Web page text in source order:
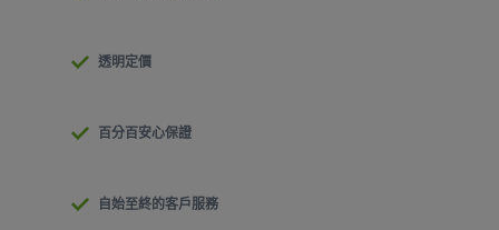
透明定價
百分百安心保證
自始至終的客戶服務